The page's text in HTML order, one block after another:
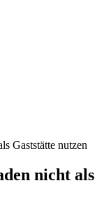
Gaststätte nutzen
nicht als